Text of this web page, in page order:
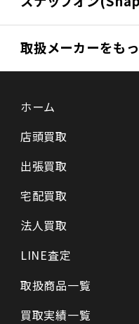
取扱メーカーをも
ホーム
店頭買取
出張買取
宅配買取
法人買取
LINE査定
取扱商品一覧
買取実績一覧